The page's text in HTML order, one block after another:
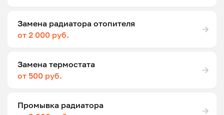
Замена радиатора отопителя
от 2 000 руб.
Замена термостата
от 500 руб.
Промывка радиатора